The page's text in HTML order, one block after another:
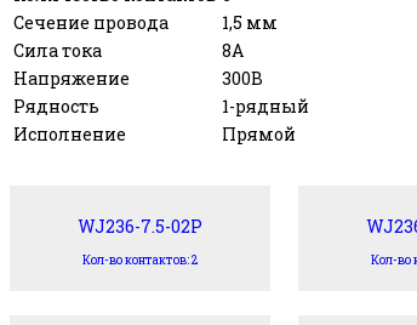
Сечение провода
1,5 мм
Сила тока
8А
Напряжение
300В
Рядность
1-рядный
Исполнение
Прямой
WJ236-7.5-02P
Кол-во контактов: 2 Кол-во